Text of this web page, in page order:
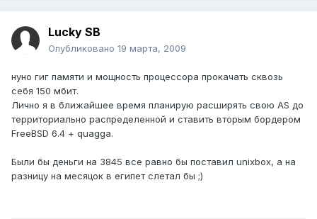
Lucky SB
Опубликовано 19 марта, 2009
нуно гиг памяти и мощность процессора прокачать сквозь
себя 150 мбит.
Лично я в ближайшее время планирую расширять свою AS до
территориально распределенной и ставить вторым бордером
FreeBSD 6.4 + quagga.
Были бы деньги на 3845 все равно бы поставил unixbox, а на
разницу на месяцок в египет слетал бы ;)